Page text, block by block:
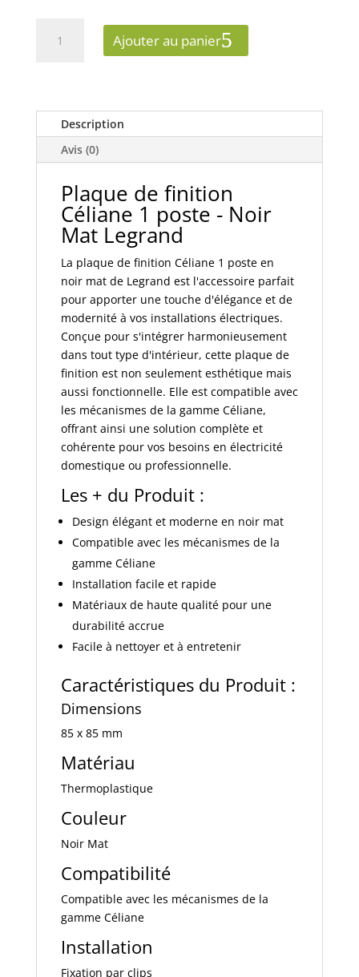
céliane
1
poste
CP0101
Ajouter au panier
Description
Avis (0)
Plaque de finition
Céliane 1 poste - Noir
Mat Legrand
La plaque de finition Céliane 1 poste en
noir mat de Legrand est l'accessoire parfait
pour apporter une touche d'élégance et de
modernité à vos installations électriques.
Conçue pour s'intégrer harmonieusement
dans tout type d'intérieur, cette plaque de
finition est non seulement esthétique mais
aussi fonctionnelle. Elle est compatible avec
les mécanismes de la gamme Céliane,
offrant ainsi une solution complète et
cohérente pour vos besoins en électricité
domestique ou professionnelle.
Les + du Produit :
Design élégant et moderne en noir mat
Compatible avec les mécanismes de la
gamme Céliane
Installation facile et rapide
Matériaux de haute qualité pour une
durabilité accrue
Facile à nettoyer et à entretenir
Caractéristiques du Produit :
Dimensions
85 x 85 mm
Matériau
Thermoplastique
Couleur
Noir Mat
Compatibilité
Compatible avec les mécanismes de la
gamme Céliane
Installation
Fixation par clips